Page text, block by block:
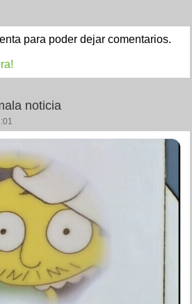
para poder dejar comentarios.
noticia